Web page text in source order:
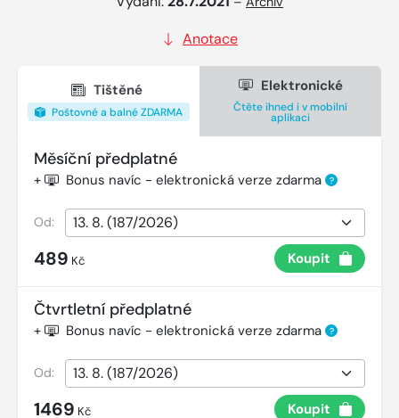
Anotace
Tištěné
Poštovné a balné ZDARMA
Elektronické
Čtěte ihned i v mobilní
aplikaci
Měsíční předplatné
+ Bonus navíc - elektronická verze zdarma ?
Od:
489 Kč Koupit
Čtvrtletní předplatné
+ Bonus navíc - elektronická verze zdarma ?
Od:
1469 Kč Koupit